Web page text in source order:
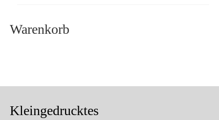
Warenkorb
Kleingedrucktes